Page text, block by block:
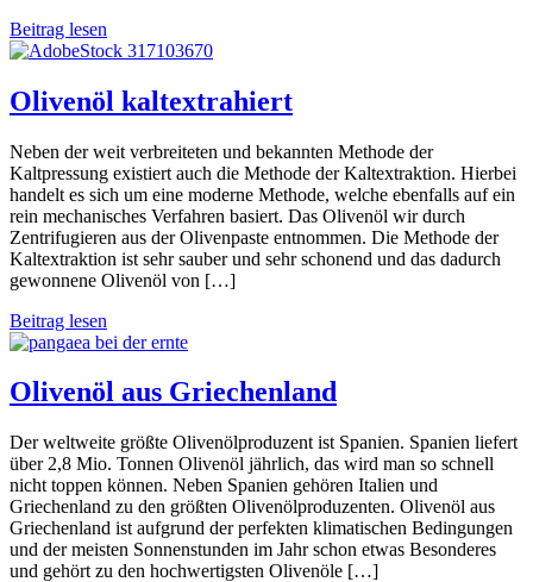
Beitrag lesen
Olivenöl kaltextrahiert
Neben der weit verbreiteten und bekannten Methode der
Kaltpressung existiert auch die Methode der Kaltextraktion. Hierbei
handelt es sich um eine moderne Methode, welche ebenfalls auf ein
rein mechanisches Verfahren basiert. Das Olivenöl wir durch
Zentrifugieren aus der Olivenpaste entnommen. Die Methode der
Kaltextraktion ist sehr sauber und sehr schonend und das dadurch
gewonnene Olivenöl von […]
Beitrag lesen
Olivenöl aus Griechenland
Der weltweite größte Olivenölproduzent ist Spanien. Spanien liefert
über 2,8 Mio. Tonnen Olivenöl jährlich, das wird man so schnell
nicht toppen können. Neben Spanien gehören Italien und
Griechenland zu den größten Olivenölproduzenten. Olivenöl aus
Griechenland ist aufgrund der perfekten klimatischen Bedingungen
und der meisten Sonnenstunden im Jahr schon etwas Besonderes
und gehört zu den hochwertigsten Olivenöle […]